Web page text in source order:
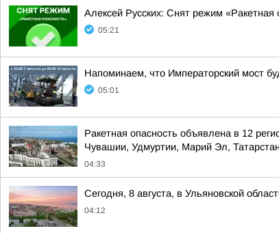
Алексей Русских: Снят режим «Ракетная
05:21
Напоминаем, что Императорский мост
05:01
Ракетная опасность объявлена в 12
Чувашии, Удмуртии, Марий Эл,
04:33
Сегодня, 8 августа, в Ульяновской
04:12